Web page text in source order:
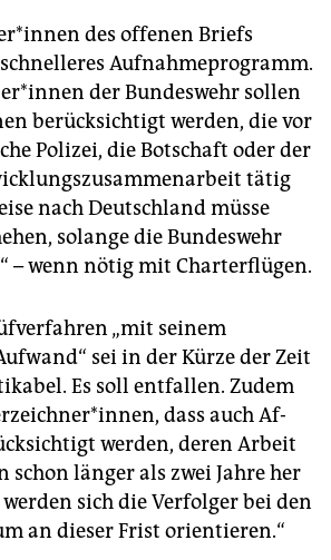
des offenen Briefs
Aufnahmeprogramm.
der Bundeswehr sollen
berücksichtigt werden, die vor
Polizei, die Botschaft oder der
tätig
nach Deutschland müsse
solange die Bundeswehr
– wenn nötig mit Charterflügen.
„mit seinem
sei in der Kürze der Zeit
Es soll entfallen. Zudem
dass auch Af­
werden, deren Arbeit
schon länger als zwei Jahre her
sich die Verfolger bei den
an dieser Frist orientieren.“